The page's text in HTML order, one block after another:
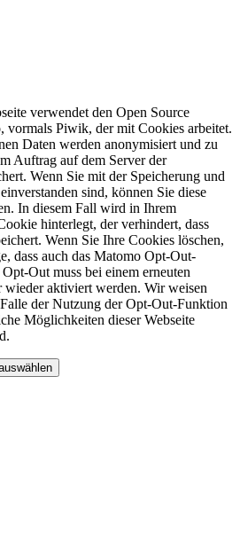
verwendet den Open Source
vormals Piwik, der mit Cookies arbeitet.
Daten werden anonymisiert und zu
Auftrag auf dem Server der
Wenn Sie mit der Speicherung und
sind, können Sie diese
In diesem Fall wird in Ihrem
hinterlegt, der verhindert, dass
Wenn Sie Ihre Cookies löschen,
dass auch das Matomo Opt-Out-
Out muss bei einem erneuten
wieder aktiviert werden. Wir weisen
der Nutzung der Opt-Out-Funktion
Möglichkeiten dieser Webseite